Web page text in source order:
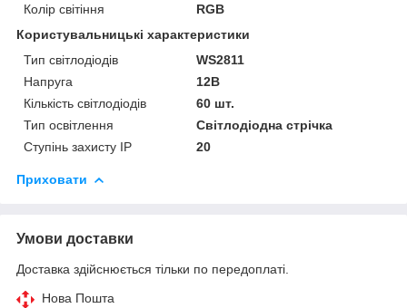
Колір світіння
RGB
Користувальницькі характеристики
Тип світлодіодів
WS2811
Напруга
12В
Кількість світлодіодів
60 шт.
Тип освітлення
Світлодіодна стрічка
Ступінь захисту IP
20
Приховати
Умови доставки
Доставка здійснюється тільки по передоплаті.
Нова Пошта